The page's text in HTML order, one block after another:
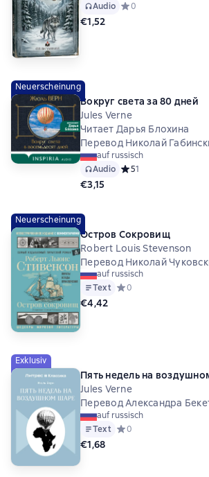
Audio Средний рейтинг 0
0
€1,52
Neuerscheinung
Вокруг света за 80 дней
Jules Verne
Читает Дарья Блохина
Перевод Николай
auf russisch
Audio Средний рейтинг 5
51
€3,15
Neuerscheinung
Остров Сокровищ
Robert Louis Stevenson
Перевод Николай
auf russisch
Text Средний рейтинг 0 на
0
€4,42
Exklusiv
Пять недель на
Jules Verne
Перевод Александра
auf russisch
Text Средний рейтинг 0 на
0
€1,68